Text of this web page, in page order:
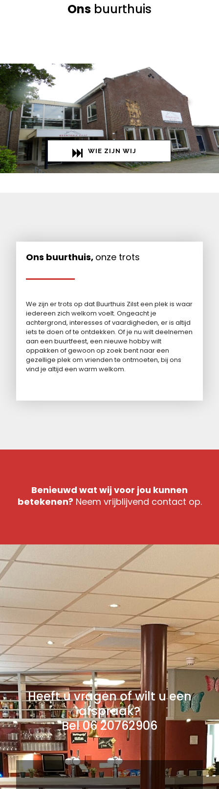
Ons buurthuis
WIE ZIJN WIJ
Ons buurthuis, onze trots
We zijn er trots op dat Buurthuis Zilst een plek is waar
iedereen zich welkom voelt. Ongeacht je
achtergrond, interesses of vaardigheden, er is altijd
iets te doen of te ontdekken. Of je nu wilt deelnemen
aan een buurtfeest, een nieuwe hobby wilt
oppakken of gewoon op zoek bent naar een
gezellige plek om vrienden te ontmoeten, bij ons
vind je altijd een warm welkom.
Benieuwd wat wij voor jou kunnen
betekenen? Neem vrijblijvend contact op.
Heeft u vragen of wilt u een
afspraak?
Bel 06 20762906